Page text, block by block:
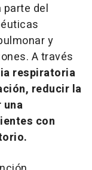
del
y
A través
respiratoria
reducir la
con